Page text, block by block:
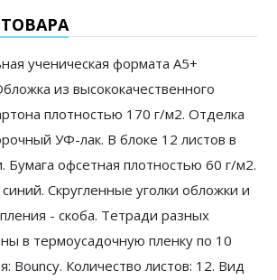
ученическая формата А5+
из высококачественного
плотностью 170 г/м2. Отделка
УФ-лак. В блоке 12 листов в
Бумага офсетная плотностью 60 г/м2.
Скругленные уголки обложки и
- скоба. Тетради разных
в термоусадочную пленку по 10
Bouncy. Количество листов: 12. Вид